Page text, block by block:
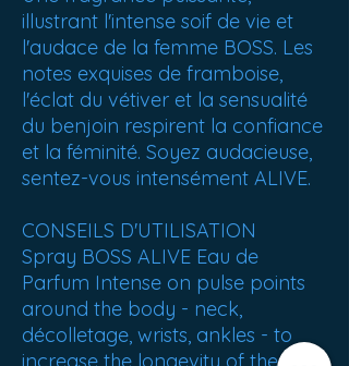
illustrant l'intense soif de vie et
l'audace de la femme BOSS. Les
notes exquises de framboise,
l'éclat du vétiver et la sensualité
du benjoin respirent la confiance
et la féminité. Soyez audacieuse,
sentez-vous intensément ALIVE.
CONSEILS D'UTILISATION
Spray BOSS ALIVE Eau de
Parfum Intense on pulse points
around the body - neck,
décolletage, wrists, ankles - to